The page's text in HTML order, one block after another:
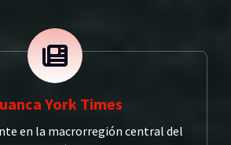
York Times
en la macrorregión central del